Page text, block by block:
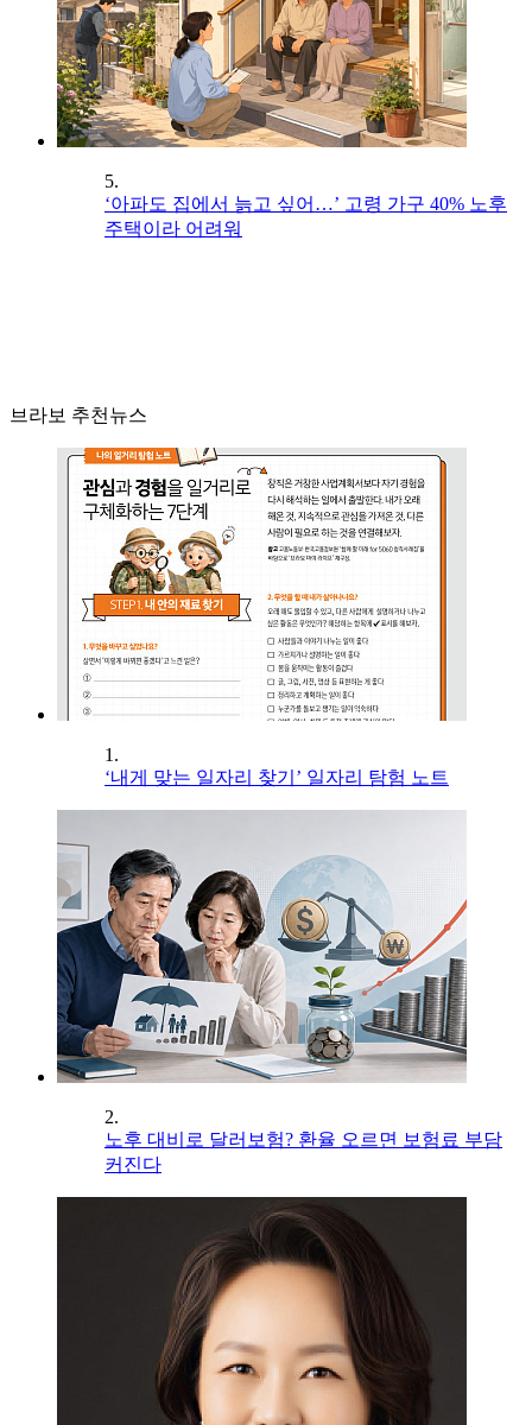
5.
‘아파도 집에서 늙고 싶어…’ 고령 가구 40% 노후
주택이라 어려워
브라보 추천뉴스
1.
‘내게 맞는 일자리 찾기’ 일자리 탐험 노트
2.
노후 대비로 달러보험? 환율 오르면 보험료 부담
커진다